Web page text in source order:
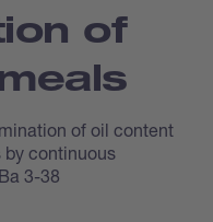
of
of oil content
by continuous
3-38